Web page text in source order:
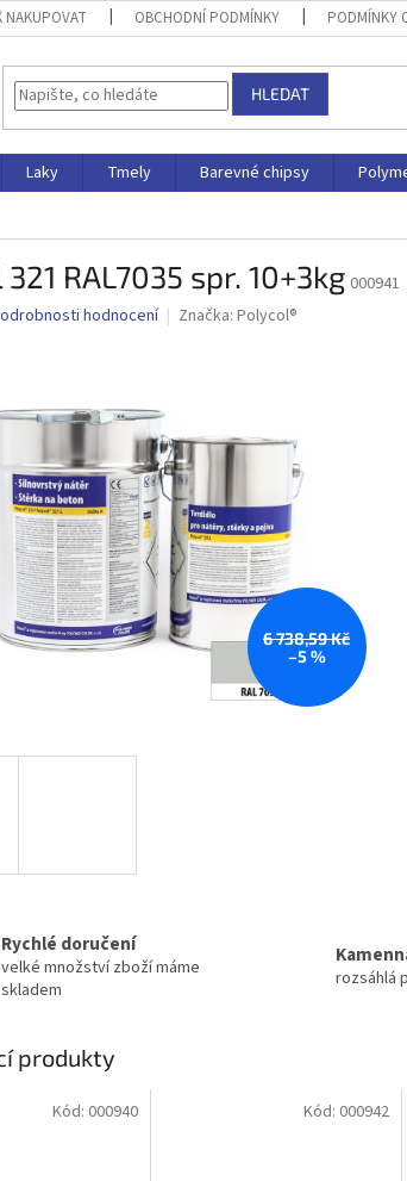
NAKUPOVAT OBCHODNÍ PODMÍNKY PODMÍNKY
HLEDAT
Laky Tmely Barevné chipsy
RAL7035 spr. 10+3kg 000941
hodnocení Značka: Polycol®
6 738,59 Kč
–5 %
Rychlé doručení
velké množství zboží máme
skladem
rozsáhlá
produkty
Kód: 000940 Kód: 000942